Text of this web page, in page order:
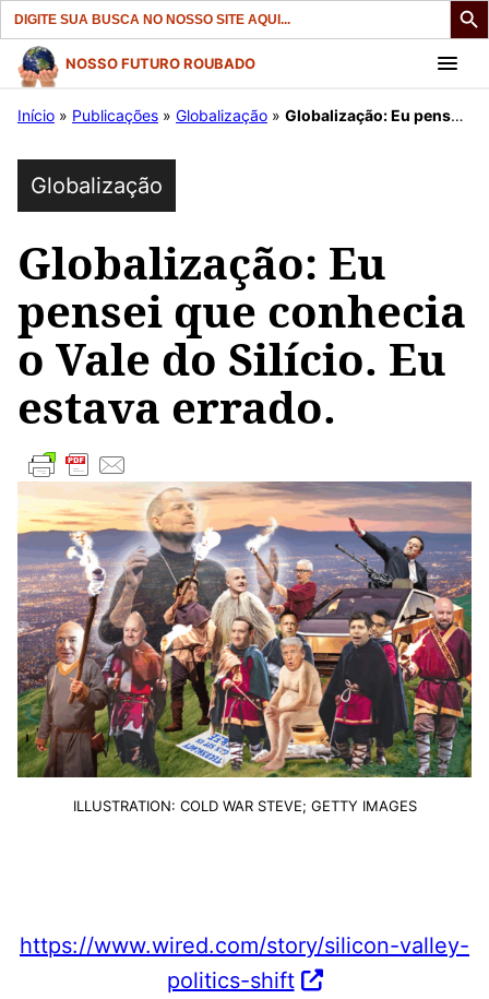
Search
for:
Pular
para
conteúdo
NOSSO FUTURO ROUBADO
Início » Publicações » Globalização » Globalização: Eu pensei que conhecia o Vale do Silício. Eu estava errado.
Globalização
Globalização: Eu
pensei que conhecia
o Vale do Silício. Eu
estava errado.
ILLUSTRATION: COLD WAR STEVE; GETTY IMAGES
https://www.wired.com/story/silicon-valley-
politics-shift